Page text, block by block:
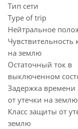
Тип сети
Type of trip
Нейтральное
Чувствительность
на землю
Остаточный ток в
выключенном
Задержка
от утечки на землю
Класс защиты от
землю